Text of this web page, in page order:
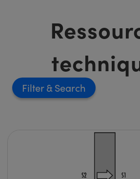
Filter